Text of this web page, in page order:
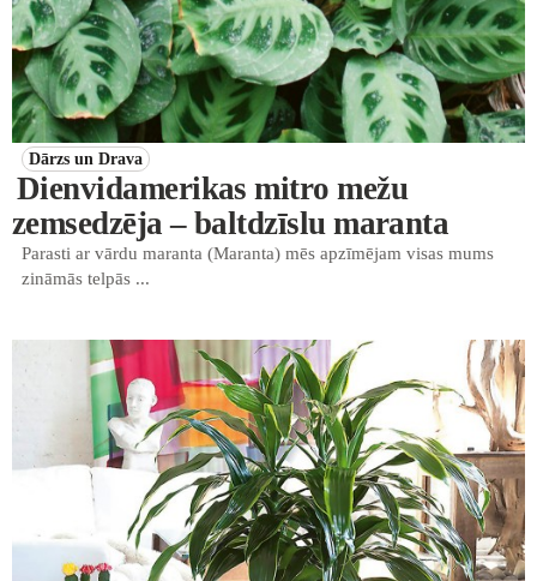
Dārzs un Drava
Dienvidamerikas mitro mežu
zemsedzēja – baltdzīslu maranta
Parasti ar vārdu maranta (Maranta) mēs apzīmējam visas mums
zināmās telpās ...